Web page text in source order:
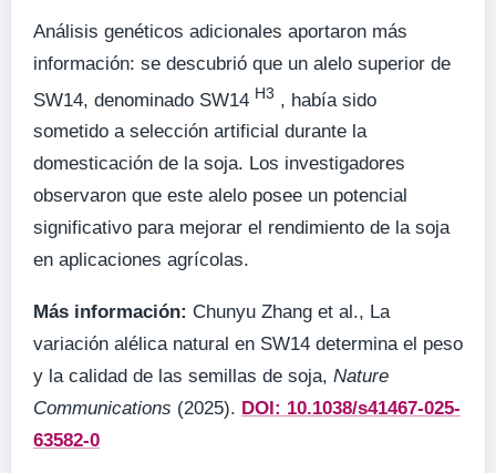
Análisis genéticos adicionales aportaron más
información: se descubrió que un alelo superior de
SW14, denominado SW14 H3 , había sido
sometido a selección artificial durante la
domesticación de la soja. Los investigadores
observaron que este alelo posee un potencial
significativo para mejorar el rendimiento de la soja
en aplicaciones agrícolas.
Más información: Chunyu Zhang et al., La
variación alélica natural en SW14 determina el peso
y la calidad de las semillas de soja, Nature
Communications (2025). DOI: 10.1038/s41467-025-
63582-0